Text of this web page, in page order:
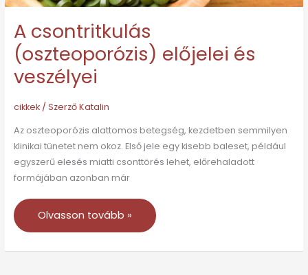
A csontritkulás
(oszteoporózis) előjelei és
veszélyei
cikkek/ SzerzőKatalin
Az oszteoporózis alattomos betegség, kezdetben semmilyen
klinikai tünetet nem okoz. Első jele egy kisebb baleset, például
egyszerű elesés miatti csonttörés lehet, előrehaladott
formájában azonban már
Olvasson tovább »